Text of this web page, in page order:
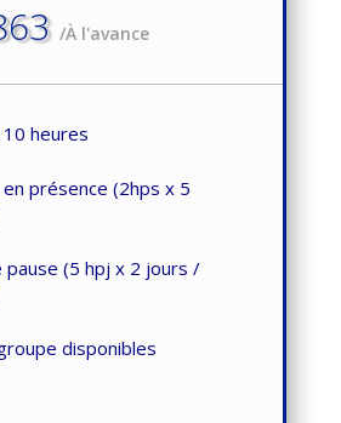
/À l'avance
heures
en présence (2hps x 5
pause (5 hpj x 2 jours /
disponibles